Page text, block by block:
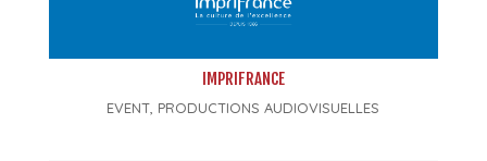
IMPRIFRANCE
EVENT PRODUCTIONS AUDIOVISUELLES